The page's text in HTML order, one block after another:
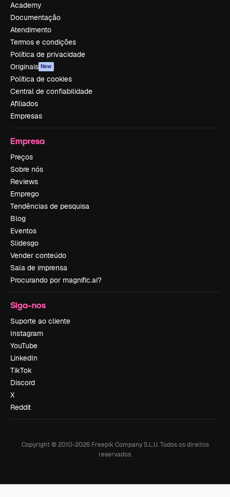
Academy
Documentação
Atendimento
Termos e condições
Política de privacidade
Originais New
Política de cookies
Central de confiabilidade
Afiliados
Empresas
Empresa
Preços
Sobre nós
Reviews
Emprego
Tendências de pesquisa
Blog
Eventos
Slidesgo
Vender conteúdo
Sala de imprensa
Procurando por magnific.ai?
Siga-nos
Suporte ao cliente
Instagram
YouTube
LinkedIn
TikTok
Discord
X
Reddit
Copyright © 2010-2026Freepik Company S.L.U. Todos os direitos
reservados.